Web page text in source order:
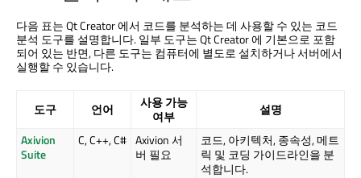
다음 표는Qt Creator에서 코드를 분석하는 데 사용할 수 있는 코드
분석 도구를 설명합니다. 일부 도구는Qt Creator에 기본으로 포함
되어 있는 반면, 다른 도구는 컴퓨터에 별도로 설치하거나 서버에서
실행할 수 있습니다.
도구 언어
사용 가능
여부
설명
Axivion
Suite
C, C++, C# Axivion 서
버 필요
코드, 아키텍처, 종속성, 메트
릭 및 코딩 가이드라인을 분
석합니다.